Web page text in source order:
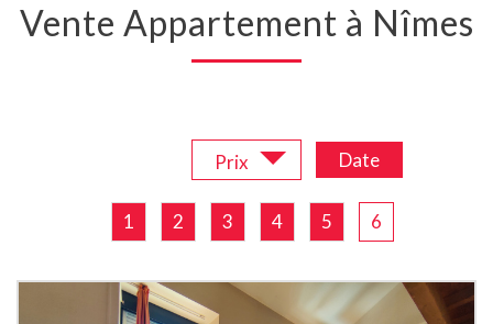
Vente Appartement à Nîmes
Prix Date
1 2 3 4 5 6